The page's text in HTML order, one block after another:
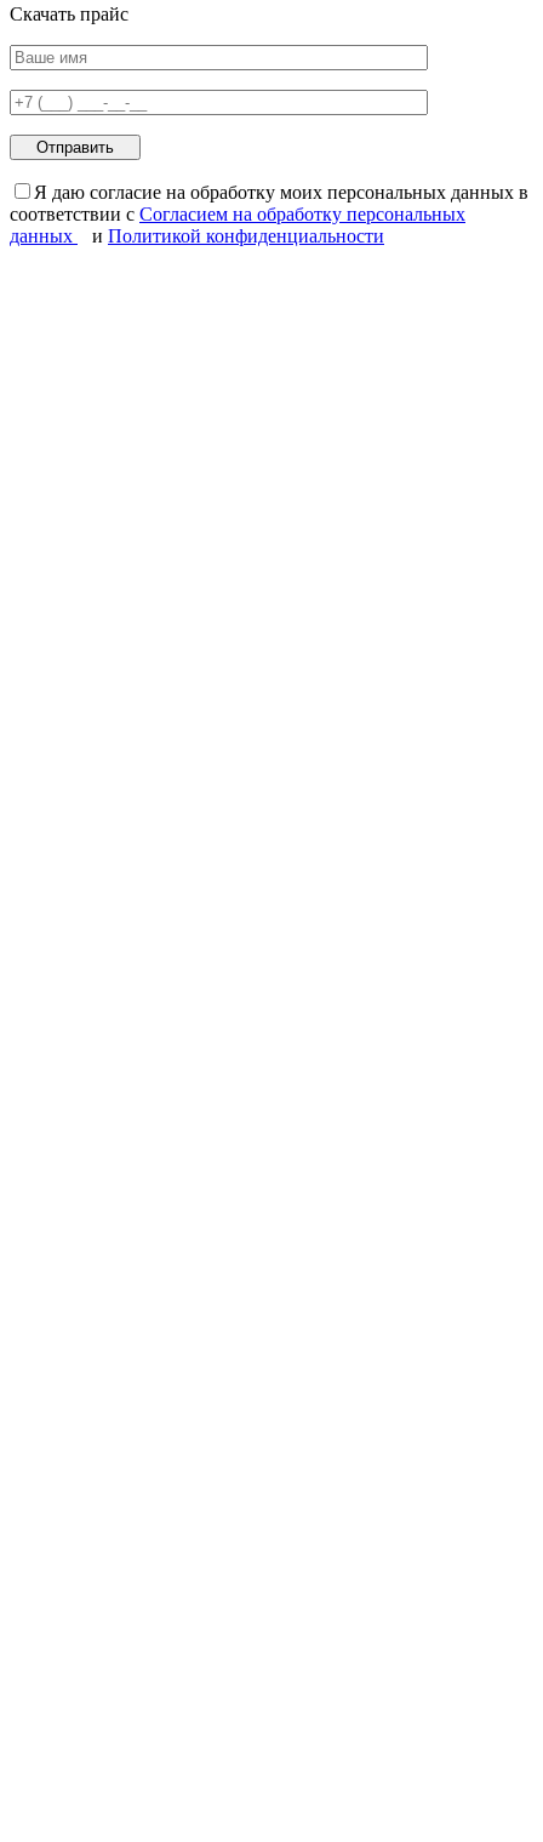
Скачать прайс
Я даю согласие на обработку моих персональных данных в
соответствии с Согласием на обработку персональных
данных
и Политикой конфиденциальности